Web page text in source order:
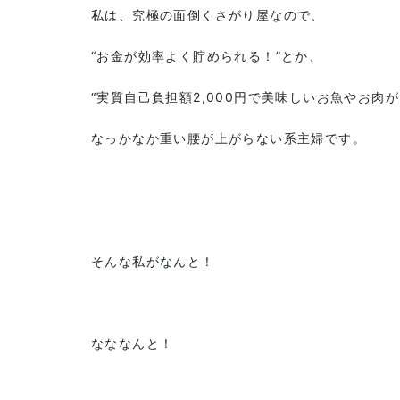
私は、究極の面倒くさがり屋なので、
“お金が効率よく貯められる！”とか、
“実質自己負担額2,000円で美味しいお魚やお肉が
なっかなか重い腰が上がらない系主婦です。
そんな私がなんと！
なななんと！